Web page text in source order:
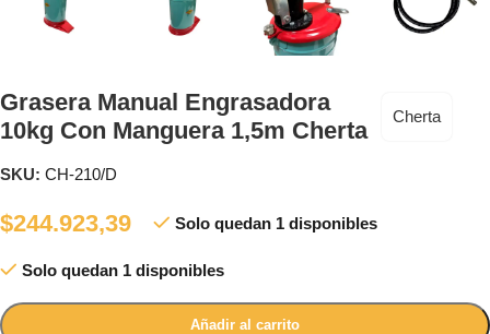
Grasera Manual Engrasadora
10kg Con Manguera 1,5m Cherta
Cherta
SKU: CH-210/D
$244.923,39 Solo quedan 1 disponibles
Solo quedan 1 disponibles
Añadir al carrito